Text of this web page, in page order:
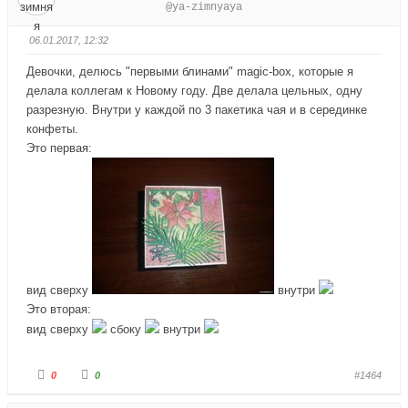
т
е
п
а
е
ц
в
н
и
з
.
п
а
е
ц
в
в
@ya-zimnyaya
06.01.2017, 12:32
Девочки, делюсь "первыми блинами" magic-box, которые я
делала коллегам к Новому году. Две делала цельных, одну
разрезную. Внутри у каждой по 3 пакетика чая и в серединке
конфеты.
Это первая:
вид сверху
внутри
Это вторая:
вид сверху
сбоку внутри
0 0 #1464